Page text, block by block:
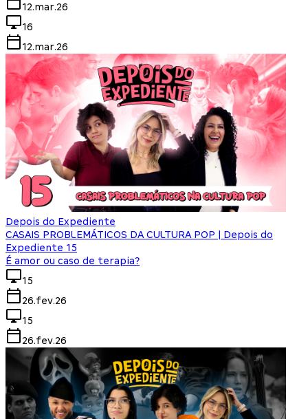
12.mar.26
16
12.mar.26
Depois do Expediente
CASAIS PROBLEMÁTICOS DA CULTURA POP | Depois do
Expediente 15
É amor ou caso de terapia?
15
26.fev.26
15
26.fev.26